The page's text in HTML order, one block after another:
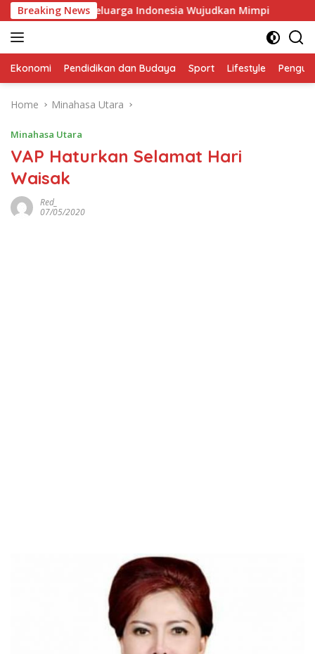
Skip
to
content
Breaking News
Dampingi Keluarga Indonesia Wujudkan Mimpi
Ekonomi Pendidikan dan Budaya Sport Lifestyle
Home Minahasa Utara
Minahasa Utara
VAP Haturkan Selamat Hari
Waisak
Red_
07/05/2020